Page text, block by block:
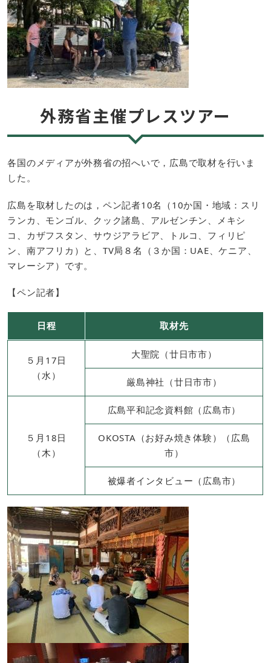
外務省主催プレスツアー
各国のメディアが外務省の招へいで，広島で取材を行いま
した。
広島を取材したのは，ペン記者10名（10か国・地域：スリ
ランカ、モンゴル、クック諸島、アルゼンチン、メキシ
コ、カザフスタン、サウジアラビア、トルコ、フィリピ
ン、南アフリカ）と、TV局８名（３か国：UAE、ケニア、
マレーシア）です。
【ペン記者】
日程 取材先
５月17日
（水）
大聖院（廿日市市）
厳島神社（廿日市市）
５月18日
（木）
広島平和記念資料館（広島市）
OKOSTA（お好み焼き体験）（広島
市）
被爆者インタビュー（広島市）